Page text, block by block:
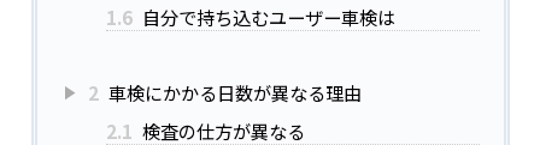
1.6 自分で持ち込むユーザー車検は
2 車検にかかる日数が異なる理由
2.1 検査の仕方が異なる